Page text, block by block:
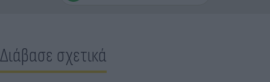
Διάβασε σχετικά